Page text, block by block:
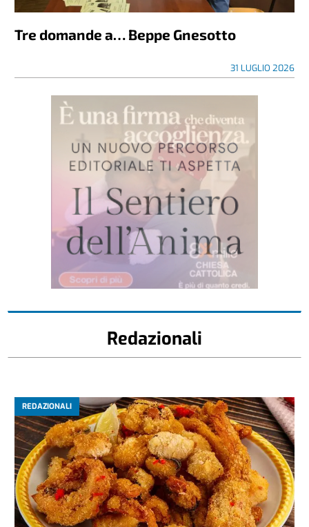
Tre domande a… Beppe Gnesotto
31 LUGLIO 2026
Redazionali
REDAZIONALI